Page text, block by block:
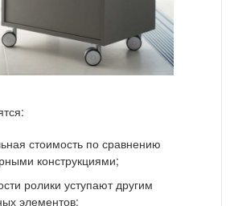
стоимость по сравнению
конструкциями;
ролики уступают другим
элементов;